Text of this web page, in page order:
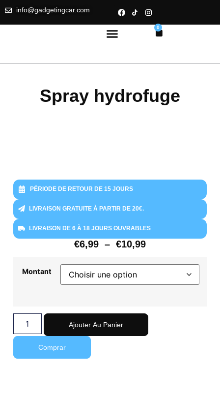
info@gadgetingcar.com
0
Spray hydrofuge
PÉRIODE DE RETOUR DE 15 JOURS
LIVRAISON GRATUITE À PARTIR DE 20€.
LIVRAISON DE 6 À 18 JOURS OUVRABLES
€6,99 – €10,99
Montant
Ajouter Au Panier
Comprar